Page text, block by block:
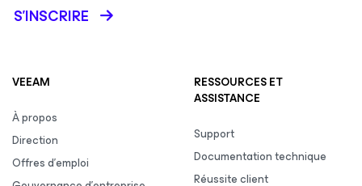
S’INSCRIRE
VEEAM
À propos
Direction
Offres d’emploi
RESSOURCES ET
ASSISTANCE
Support
Documentation technique
Réussite client